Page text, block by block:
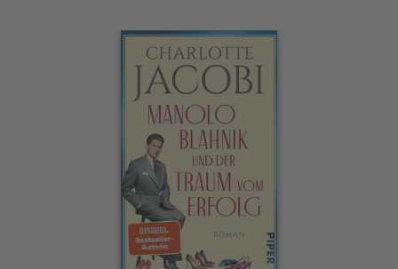
Interaktives